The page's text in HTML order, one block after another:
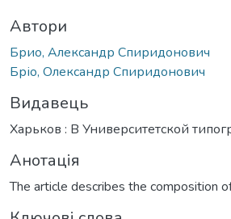
Автори
Брио, Александр Спиридонович
Бріо, Олександр Спиридонович
Видавець
Харьков : В Университетской
Анотація
The article describes the composition